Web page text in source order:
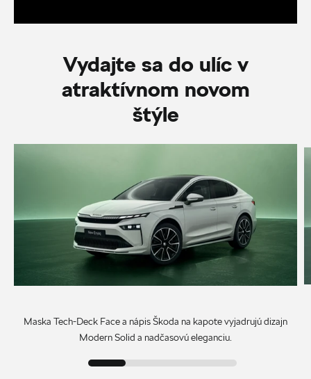
Vydajte sa do ulíc v
atraktívnom novom
štýle
Maska Tech-Deck Face a nápis Škoda na kapote vyjadrujú dizajn
Modern Solid a nadčasovú eleganciu.